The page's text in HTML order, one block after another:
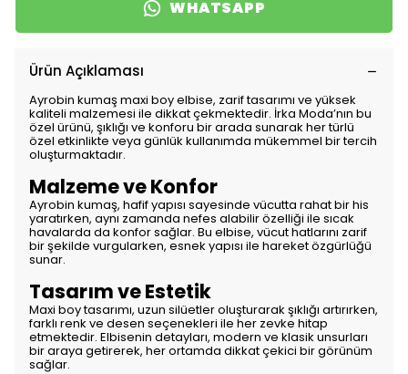
WHATSAPP
Ürün Açıklaması
Ayrobin kumaş maxi boy elbise, zarif tasarımı ve yüksek
kaliteli malzemesi ile dikkat çekmektedir. İrka Moda’nın bu
özel ürünü, şıklığı ve konforu bir arada sunarak her türlü
özel etkinlikte veya günlük kullanımda mükemmel bir tercih
oluşturmaktadır.
Malzeme ve Konfor
Ayrobin kumaş, hafif yapısı sayesinde vücutta rahat bir his
yaratırken, aynı zamanda nefes alabilir özelliği ile sıcak
havalarda da konfor sağlar. Bu elbise, vücut hatlarını zarif
bir şekilde vurgularken, esnek yapısı ile hareket özgürlüğü
sunar.
Tasarım ve Estetik
Maxi boy tasarımı, uzun silüetler oluşturarak şıklığı artırırken,
farklı renk ve desen seçenekleri ile her zevke hitap
etmektedir. Elbisenin detayları, modern ve klasik unsurları
bir araya getirerek, her ortamda dikkat çekici bir görünüm
sağlar.